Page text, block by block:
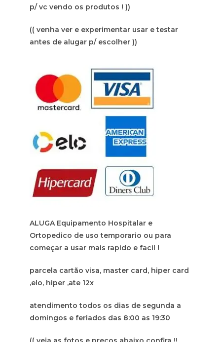
p/ vc vendo os produtos ! ))
(( venha ver e experimentar usar e testar
antes de alugar p/ escolher ))
ALUGA Equipamento Hospitalar e
Ortopedico de uso temporario ou para
começar a usar mais rapido e facil !
parcela cartão visa, master card, hiper card
,elo, hiper ,ate 12x
atendimento todos os dias de segunda a
domingos e feriados das 8:00 as 19:30